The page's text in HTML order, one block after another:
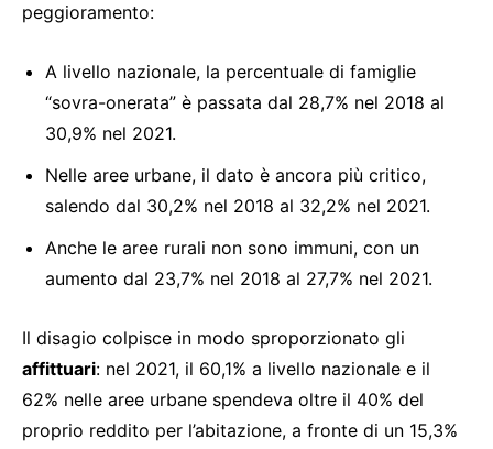
peggioramento:
A livello nazionale, la percentuale di famiglie
“sovra-onerata” è passata dal 28,7% nel 2018 al
30,9% nel 2021.
Nelle aree urbane, il dato è ancora più critico,
salendo dal 30,2% nel 2018 al 32,2% nel 2021.
Anche le aree rurali non sono immuni, con un
aumento dal 23,7% nel 2018 al 27,7% nel 2021.
Il disagio colpisce in modo sproporzionato gli
affittuari: nel 2021, il 60,1% a livello nazionale e il
62% nelle aree urbane spendeva oltre il 40% del
proprio reddito per l’abitazione, a fronte di un 15,3%